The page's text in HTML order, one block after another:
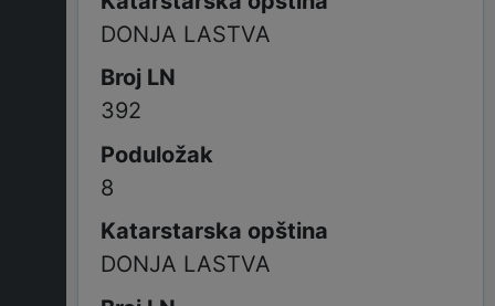
DONJA LASTVA
392
8
DONJA LASTVA